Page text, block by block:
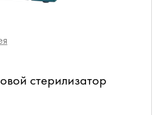
стерилизатор